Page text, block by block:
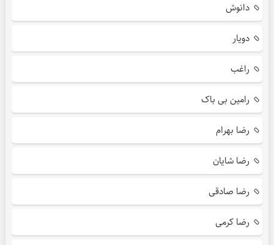
دانوش
دویار
راغب
رامین بی باک
رضا بهرام
رضا شایان
رضا صادقی
رضا کرمی